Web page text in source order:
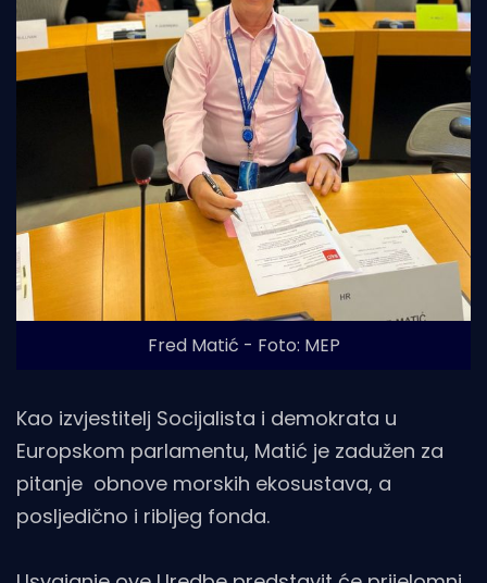
Fred Matić - Foto: MEP
Kao izvjestitelj Socijalista i demokrata u
Europskom parlamentu, Matić je zadužen za
pitanje obnove morskih ekosustava, a
posljedično i ribljeg fonda.